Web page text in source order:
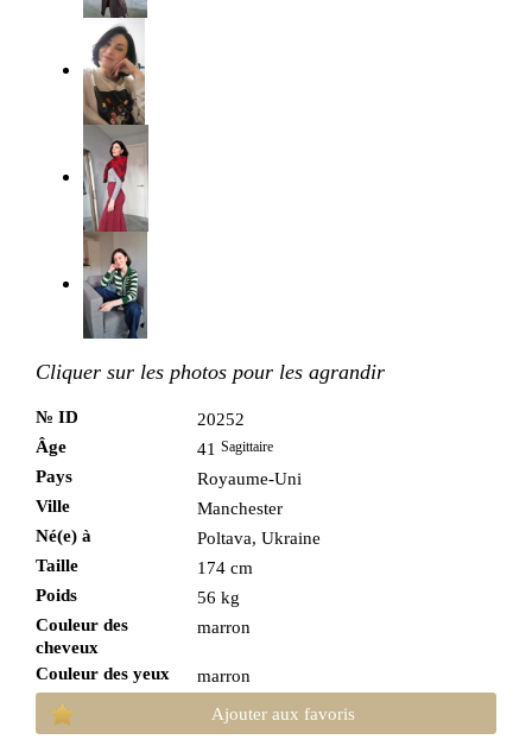
Cliquer sur les photos pour les agrandir
№ ID
20252
Âge
41 Sagittaire
Pays
Royaume-Uni
Ville
Manchester
Né(e) à
Poltava, Ukraine
Taille
174 cm
Poids
56 kg
Couleur des
cheveux
marron
Couleur des yeux
marron
Ajouter aux favoris